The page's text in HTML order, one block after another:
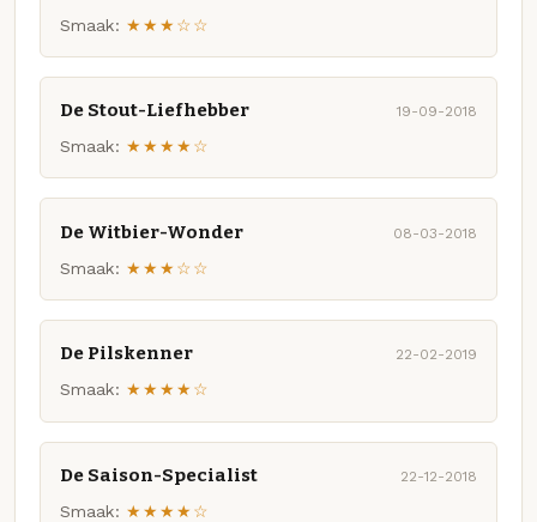
Smaak: ★★★☆☆
De Stout-Liefhebber 19-09-2018
Smaak: ★★★★☆
De Witbier-Wonder 08-03-2018
Smaak: ★★★☆☆
De Pilskenner 22-02-2019
Smaak: ★★★★☆
De Saison-Specialist 22-12-2018
Smaak: ★★★★☆